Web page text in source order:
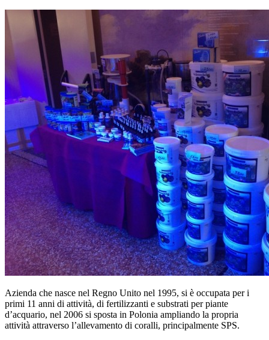
Azienda che nasce nel Regno Unito nel 1995, si è occupata per i
primi 11 anni di attività, di fertilizzanti e substrati per piante
d’acquario, nel 2006 si sposta in Polonia ampliando la propria
attività attraverso l’allevamento di coralli, principalmente SPS.